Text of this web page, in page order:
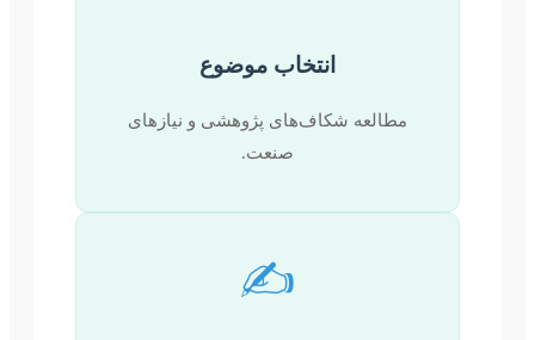
انتخاب موضوع
مطالعه شکاف‌های پژوهشی و نیازهای
صنعت.
✍️